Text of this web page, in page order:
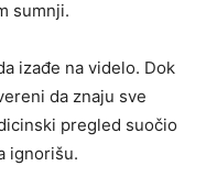
sumnji.
izađe na videlo. Dok
da znaju sve
pregled suočio
ignorišu.